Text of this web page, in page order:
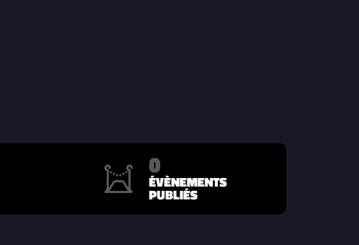
0
ÉVÈNEMENTS
PUBLIÉS